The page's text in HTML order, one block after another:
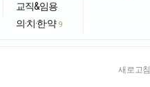
교직&임용
의·치·한·약 9
새로고침